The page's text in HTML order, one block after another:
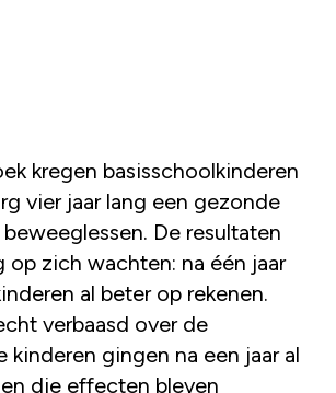
vier jaar lang een gezonde
De resultaten
op zich wachten: na één jaar
al beter op rekenen.
verbaasd over de
kinderen gingen na een jaar al
die effecten bleven